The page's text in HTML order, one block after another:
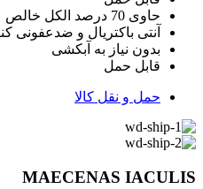
حاوی 70 درصد الکل خالص
آنتی باکتریال و ضدعفونی
بدون نیاز به آبکشی
قابل حمل
حمل و نقل کالا
MAECENAS IACULIS